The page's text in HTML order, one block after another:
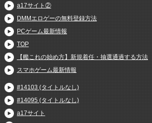
a17サイト②
DMMエロゲーの無料登録方法
PCゲーム最新情報
TOP
【艦これの始め方】新規着任・抽選通過する方法
スマホゲーム最新情報
#14103 (タイトルなし)
#14095 (タイトルなし)
a17サイト